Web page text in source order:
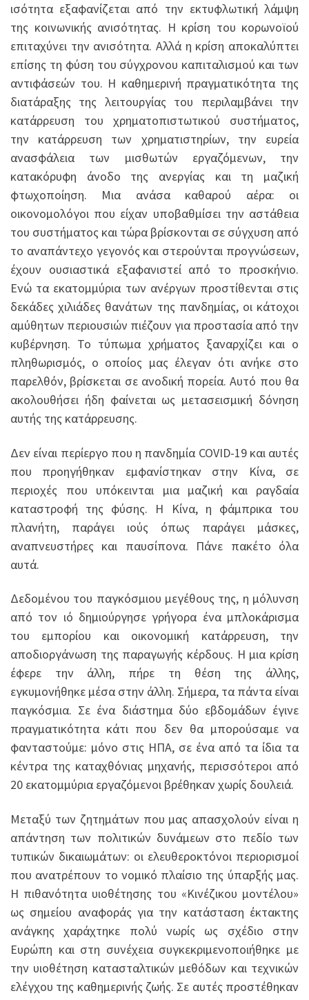
ισότητα εξαφανίζεται από την εκτυφλωτική λάμψη
της κοινωνικής ανισότητας. Η κρίση του κορωνοϊού
επιταχύνει την ανισότητα. Αλλά η κρίση αποκαλύπτει
επίσης τη φύση του σύγχρονου καπιταλισμού και των
αντιφάσεών του. Η καθημερινή πραγματικότητα της
διατάραξης της λειτουργίας του περιλαμβάνει την
κατάρρευση του χρηματοπιστωτικού συστήματος,
την κατάρρευση των χρηματιστηρίων, την ευρεία
ανασφάλεια των μισθωτών εργαζόμενων, την
κατακόρυφη άνοδο της ανεργίας και τη μαζική
φτωχοποίηση. Μια ανάσα καθαρού αέρα: οι
οικονομολόγοι που είχαν υποβαθμίσει την αστάθεια
του συστήματος και τώρα βρίσκονται σε σύγχυση από
το αναπάντεχο γεγονός και στερούνται προγνώσεων,
έχουν ουσιαστικά εξαφανιστεί από το προσκήνιο.
Ενώ τα εκατομμύρια των ανέργων προστίθενται στις
δεκάδες χιλιάδες θανάτων της πανδημίας, οι κάτοχοι
αμύθητων περιουσιών πιέζουν για προστασία από την
κυβέρνηση. Το τύπωμα χρήματος ξαναρχίζει και ο
πληθωρισμός, ο οποίος μας έλεγαν ότι ανήκε στο
παρελθόν, βρίσκεται σε ανοδική πορεία. Αυτό που θα
ακολουθήσει ήδη φαίνεται ως μετασεισμική δόνηση
αυτής της κατάρρευσης.
Δεν είναι περίεργο που η πανδημία COVID-19 και αυτές
που προηγήθηκαν εμφανίστηκαν στην Κίνα, σε
περιοχές που υπόκεινται μια μαζική και ραγδαία
καταστροφή της φύσης. Η Κίνα, η φάμπρικα του
πλανήτη, παράγει ιούς όπως παράγει μάσκες,
αναπνευστήρες και παυσίπονα. Πάνε πακέτο όλα
αυτά.
Δεδομένου του παγκόσμιου μεγέθους της, η μόλυνση
από τον ιό δημιούργησε γρήγορα ένα μπλοκάρισμα
του εμπορίου και οικονομική κατάρρευση, την
αποδιοργάνωση της παραγωγής κέρδους. Η μια κρίση
έφερε την άλλη, πήρε τη θέση της άλλης,
εγκυμονήθηκε μέσα στην άλλη. Σήμερα, τα πάντα είναι
παγκόσμια. Σε ένα διάστημα δύο εβδομάδων έγινε
πραγματικότητα κάτι που δεν θα μπορούσαμε να
φανταστούμε: μόνο στις ΗΠΑ, σε ένα από τα ίδια τα
κέντρα της καταχθόνιας μηχανής, περισσότεροι από
20 εκατομμύρια εργαζόμενοι βρέθηκαν χωρίς δουλειά.
Μεταξύ των ζητημάτων που μας απασχολούν είναι η
απάντηση των πολιτικών δυνάμεων στο πεδίο των
τυπικών δικαιωμάτων: οι ελευθεροκτόνοι περιορισμοί
που ανατρέπουν το νομικό πλαίσιο της ύπαρξής μας.
Η πιθανότητα υιοθέτησης του «Κινέζικου μοντέλου»
ως σημείου αναφοράς για την κατάσταση έκτακτης
ανάγκης χαράχτηκε πολύ νωρίς ως σχέδιο στην
Ευρώπη και στη συνέχεια συγκεκριμενοποιήθηκε με
την υιοθέτηση κατασταλτικών μεθόδων και τεχνικών
ελέγχου της καθημερινής ζωής. Σε αυτές προστέθηκαν